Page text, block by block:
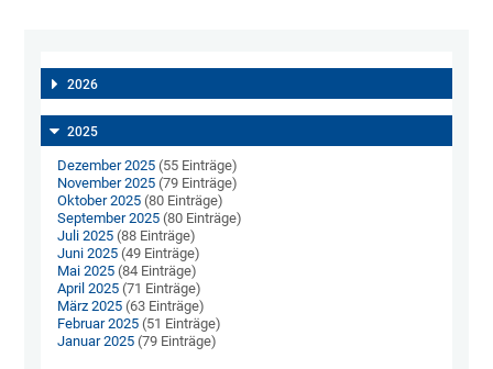
2026
2025
Dezember 2025 (55 Einträge)
November 2025 (79 Einträge)
Oktober 2025 (80 Einträge)
September 2025 (80 Einträge)
Juli 2025 (88 Einträge)
Juni 2025 (49 Einträge)
Mai 2025 (84 Einträge)
April 2025 (71 Einträge)
März 2025 (63 Einträge)
Februar 2025 (51 Einträge)
Januar 2025 (79 Einträge)